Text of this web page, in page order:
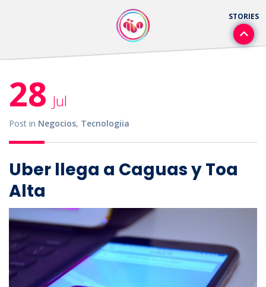
28 Jul
Post in Negocios, Tecnologiia
Uber llega a Caguas y Toa
Alta